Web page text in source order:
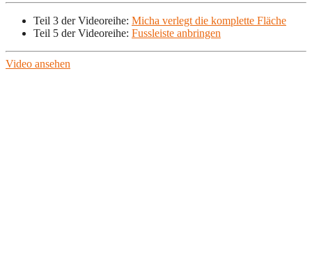
Teil 3 der Videoreihe: Micha verlegt die komplette Fläche
Teil 5 der Videoreihe: Fussleiste anbringen
Video ansehen